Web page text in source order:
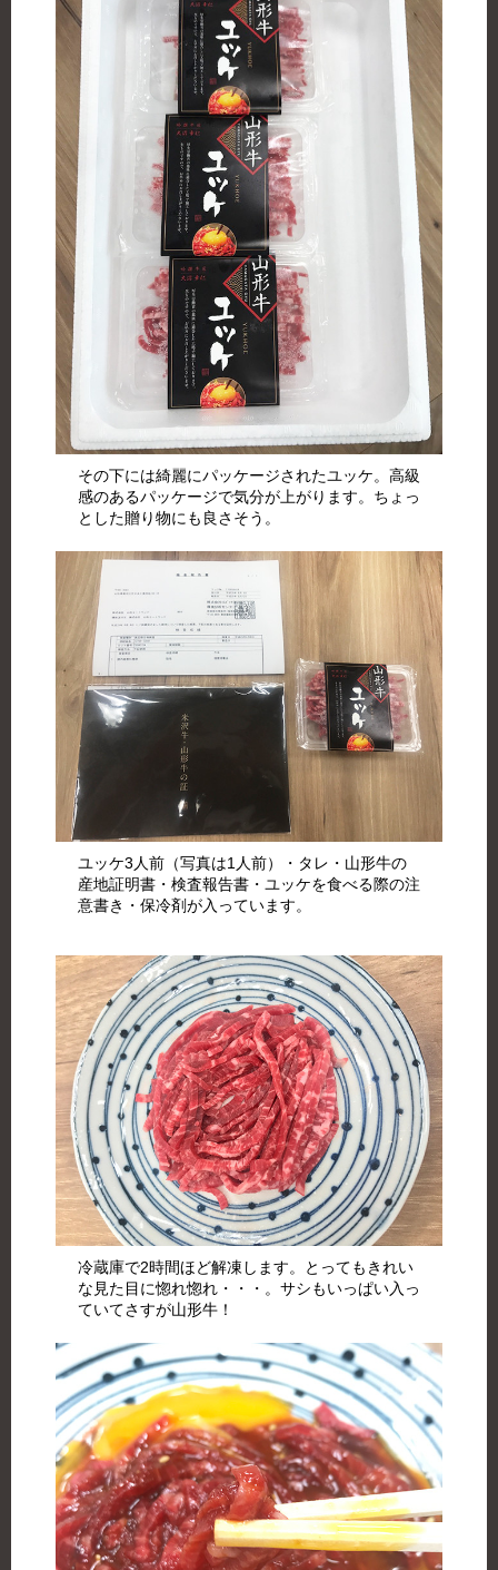
その下には綺麗にパッケージされたユッケ。高級
感のあるパッケージで気分が上がります。ちょっ
とした贈り物にも良さそう。
ユッケ3人前（写真は1人前）・タレ・山形牛の
産地証明書・検査報告書・ユッケを食べる際の注
意書き・保冷剤が入っています。
冷蔵庫で2時間ほど解凍します。とってもきれい
な見た目に惚れ惚れ・・・。サシもいっぱい入っ
ていてさすが山形牛！